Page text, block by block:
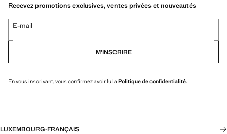
Recevez promotions exclusives, ventes privées et nouveautés
E-mail
M’INSCRIRE
En vous inscrivant, vous confirmez avoir lu la Politique de confidentialité.
LUXEMBOURG·FRANÇAIS